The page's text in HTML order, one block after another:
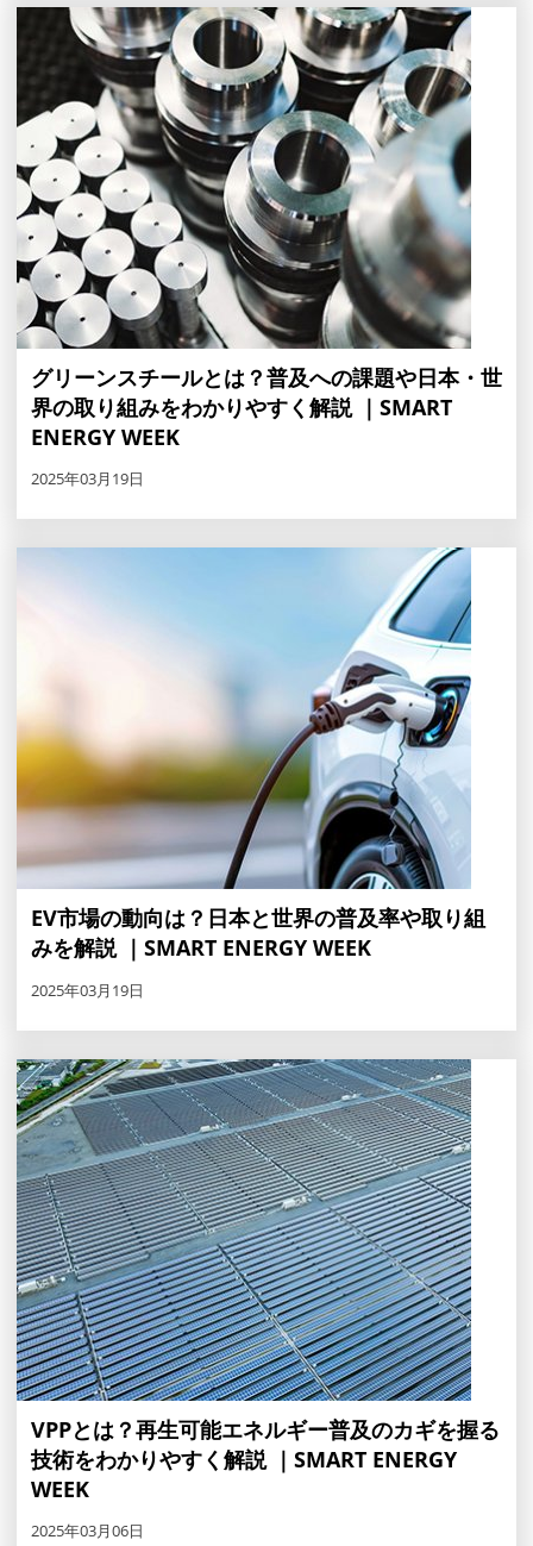
グリーンスチールとは？普及への課題や日本・世
界の取り組みをわかりやすく解説 ｜SMART
ENERGY WEEK
2025年03月19日
EV市場の動向は？日本と世界の普及率や取り組
みを解説 ｜SMART ENERGY WEEK
2025年03月19日
VPPとは？再生可能エネルギー普及のカギを握る
技術をわかりやすく解説 ｜SMART ENERGY
WEEK
2025年03月06日